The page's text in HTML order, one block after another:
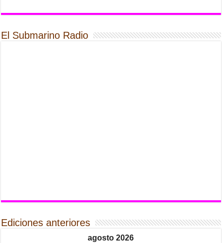
El Submarino Radio
Ediciones anteriores
agosto 2026